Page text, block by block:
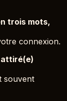
trois mots,
connexion.
attiré(e)
souvent